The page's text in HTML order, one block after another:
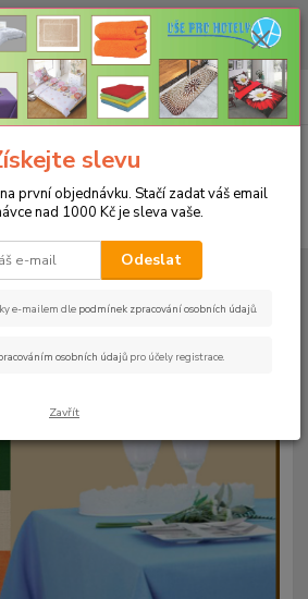
MNOŽSTVÍ NAŠICH PRODUKTŮ ZA LEPŠÍ
CENU? Klikněte ZDE
CZK 0ks
za0 Kč
ubrusy jednobarevné s vodoodpudivou úpravou
38x180cm -
slevu
první objednávku. Stačí zadat váš email
nad 1000 Kč je sleva vaše.
Odeslat
e-mailem dle podmínek zpracování osobních údajů.
osobních údajů pro účely registrace.
Zavřít